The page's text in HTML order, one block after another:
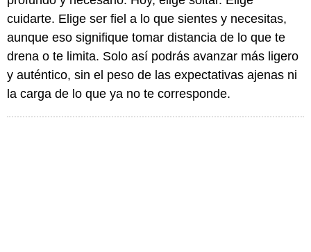
cuidarte. Elige ser fiel a lo que sientes y necesitas,
aunque eso signifique tomar distancia de lo que te
drena o te limita. Solo así podrás avanzar más ligero
y auténtico, sin el peso de las expectativas ajenas ni
la carga de lo que ya no te corresponde.